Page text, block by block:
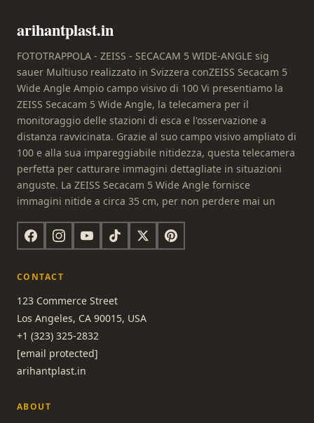
arihantplast.in
FOTOTRAPPOLA - ZEISS - SECACAM 5 WIDE-ANGLE sig
sauer Multiuso realizzato in Svizzera conZEISS Secacam 5
Wide Angle Ampio campo visivo di 100 Vi presentiamo la
ZEISS Secacam 5 Wide Angle, la telecamera per il
monitoraggio delle stazioni di esca e l'osservazione a
distanza ravvicinata. Grazie al suo campo visivo ampliato di
100 e alla sua impareggiabile nitidezza, questa telecamera
perfetta per catturare immagini dettagliate in situazioni
anguste. La ZEISS Secacam 5 Wide Angle fornisce
immagini nitide a circa 35 cm, per non perdere mai un
CONTACT
123 Commerce Street
Los Angeles, CA 90015, USA
+1 (323) 325-2832
[email protected]
arihantplast.in
ABOUT